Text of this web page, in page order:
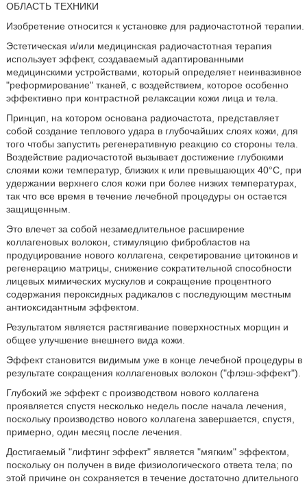
ОБЛАСТЬ ТЕХНИКИ
Изобретение относится к установке для радиочастотной терапии.
Эстетическая и/или медицинская радиочастотная терапия
использует эффект, создаваемый адаптированными
медицинскими устройствами, который определяет неинвазивное
"реформирование" тканей, с воздействием, которое особенно
эффективно при контрастной релаксации кожи лица и тела.
Принцип, на котором основана радиочастота, представляет
собой создание теплового удара в глубочайших слоях кожи, для
того чтобы запустить регенеративную реакцию со стороны тела.
Воздействие радиочастотой вызывает достижение глубокими
слоями кожи температур, близких к или превышающих 40°С, при
удержании верхнего слоя кожи при более низких температурах,
так что все время в течение лечебной процедуры он остается
защищенным.
Это влечет за собой незамедлительное расширение
коллагеновых волокон, стимуляцию фибробластов на
продуцирование нового коллагена, секретирование цитокинов и
регенерацию матрицы, снижение сократительной способности
лицевых мимических мускулов и сокращение процентного
содержания пероксидных радикалов с последующим местным
антиоксидантным эффектом.
Результатом является растягивание поверхностных морщин и
общее улучшение внешнего вида кожи.
Эффект становится видимым уже в конце лечебной процедуры в
результате сокращения коллагеновых волокон ("флэш-эффект").
Глубокий же эффект с производством нового коллагена
проявляется спустя несколько недель после начала лечения,
поскольку производство нового коллагена завершается, спустя,
примерно, один месяц после лечения.
Достигаемый "лифтинг эффект" является "мягким" эффектом,
поскольку он получен в виде физиологического ответа тела; по
этой причине он сохраняется в течение достаточно длительного